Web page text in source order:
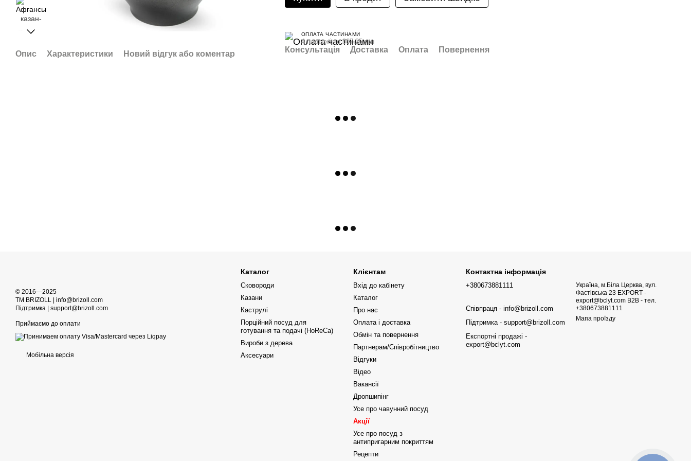
Опис Характеристики Новий відгук або коментар
ОПЛАТА ЧАСТИНАМИ
4 платежі по 887.25 грн
Консультація Доставка Оплата Повернення
© 2016—2025
TM BRIZOLL | info@brizoll.com
Підтримка | support@brizoll.com
Приймаємо до оплати
Мобільна версія
Каталог
Сковороди
Казани
Каструлі
Порційний посуд для
готування та подачі (HoReCa)
Вироби з дерева
Аксесуари
Клієнтам
Вхід до кабінету
Каталог
Про нас
Оплата і доставка
Обмін та повернення
Партнерам/Співробітництво
Відгуки
Відео
Вакансії
Дропшипінг
Усе про чавунний посуд
Акції
Усе про посуд з
антипригарним покриттям
Рецепти
Контактна інформація
+380673881111
Співпраця - info@brizoll.com
Підтримка - support@brizoll.com
Експортні продажі -
export@bclyt.com
Україна, м.Біла Церква, вул.
Фастівська 23 EXPORT -
export@bclyt.com B2B - тел.
+380673881111
Мапа проїзду